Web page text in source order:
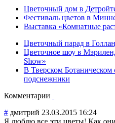
Цветочный дом в
Фестиваль цветов в
Выставка «Комнатные
Цветочный парад в
Цветочное шоу в
Show»
В Тверском Ботаническом
подснежники
Комментарии
# дмитрий 23.03.2015 16:24
Я люблю все эти цветы! Как